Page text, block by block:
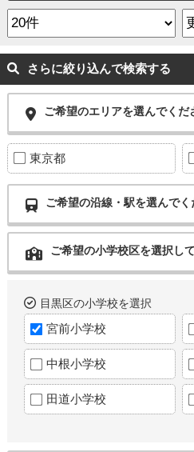
さらに絞り込んで検索する
ご希望のエリアを選んでくだ
東京都
ご希望の沿線・駅を選んでく
ご希望の小学校区を選択し
目黒区の小学校を選択
宮前小学校
中根小学校
田道小学校